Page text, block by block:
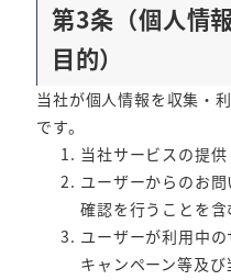
第3条（個人情
目的）
当社が個人情報を収集・
です。
当社サービスの提
ユーザーからのお
確認を行うことを含
ユーザーが利用中の
キャンペーン等及